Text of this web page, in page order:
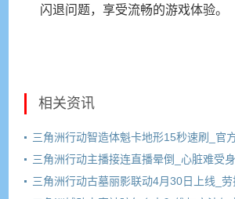
闪退问题，享受流畅的游戏体验。
相关资讯